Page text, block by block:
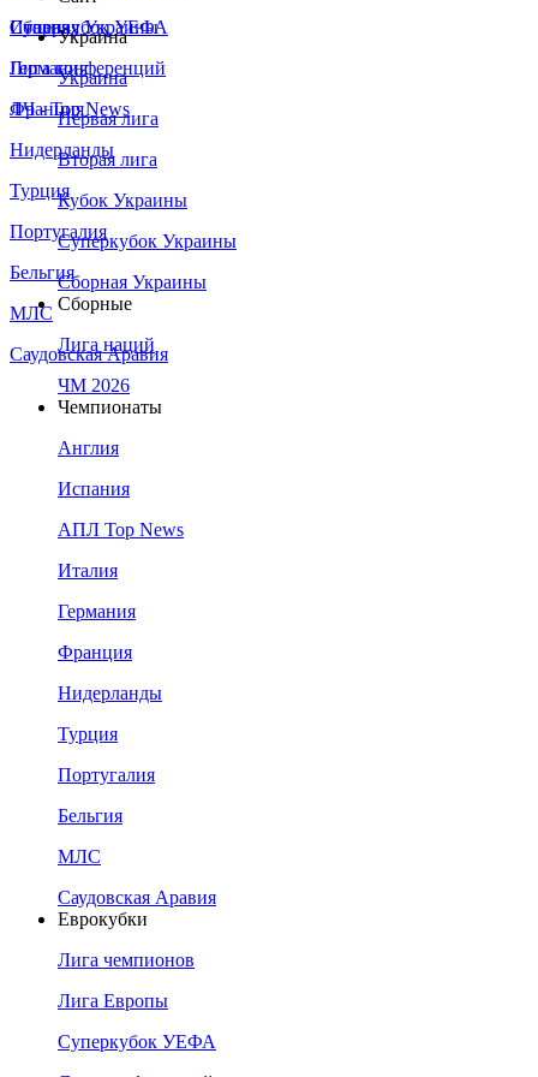
Сборная Украины
Италия
Германия
Франция
Нидерланды
Турция
Португалия
Бельгия
МЛС
Саудовская Аравия
Суперкубок УЕФА
Лига конференций
ЛЧ - Top News
Украина
Украина
Первая лига
Вторая лига
Кубок Украины
Суперкубок Украины
Сборная Украины
Сборные
Лига наций
ЧМ 2026
Чемпионаты
Англия
Испания
АПЛ Top News
Италия
Германия
Франция
Нидерланды
Турция
Португалия
Бельгия
МЛС
Саудовская Аравия
Еврокубки
Лига чемпионов
Лига Европы
Суперкубок УЕФА